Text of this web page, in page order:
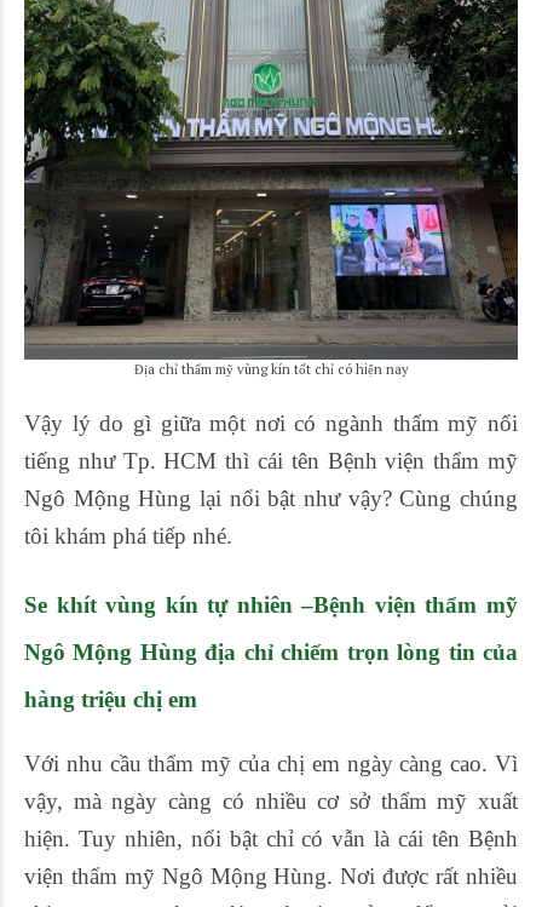
Địa chỉ thẩm mỹ vùng kín tốt chỉ có hiện nay
Vậy lý do gì giữa một nơi có ngành thẩm mỹ nổi
tiếng như Tp. HCM thì cái tên Bệnh viện thẩm mỹ
Ngô Mộng Hùng lại nổi bật như vậy? Cùng chúng
tôi khám phá tiếp nhé.
Se khít vùng kín tự nhiên –Bệnh viện thẩm mỹ
Ngô Mộng Hùng địa chỉ chiếm trọn lòng tin của
hàng triệu chị em
Với nhu cầu thẩm mỹ của chị em ngày càng cao. Vì
vậy, mà ngày càng có nhiều cơ sở thẩm mỹ xuất
hiện. Tuy nhiên, nổi bật chỉ có vẫn là cái tên Bệnh
viện thẩm mỹ Ngô Mộng Hùng. Nơi được rất nhiều